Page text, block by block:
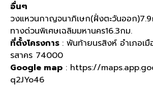
อื่นๆ
วงแหวนกาญจนาภิเษก(ฝั่งตะวันออก
ทางด่วนพิเศษเฉลิมมหานคร16.3กม.
ที่ตั้งโครงการ : พันท้ายนรสิงห์ อำเภอเ
รสาคร 74000
Google map : https://
q2JYo46